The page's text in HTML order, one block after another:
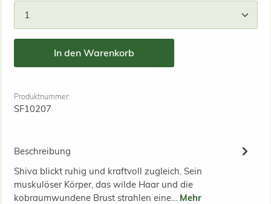
In den Warenkorb
Produktnummer:
SF10207
Beschreibung
Shiva blickt ruhig und kraftvoll zugleich. Sein
muskulöser Körper, das wilde Haar und die
kobraumwundene Brust strahlen eine… Mehr